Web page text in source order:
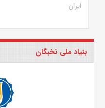
ایران
بنیاد ملی نخبگان